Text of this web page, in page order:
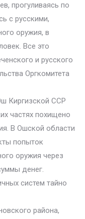
прогуливаясь по
с русскими,
оружия, в
Все это
и русского
Оргкомитета
Киргизской ССР
частях похищено
В Ошской области
попыток
оружия через
денег.
систем тайно
района,